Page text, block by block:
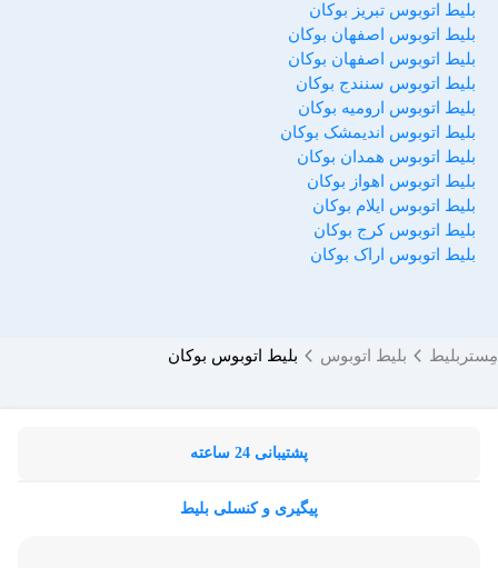
بلیط اتوبوس تبریز بوکان
بلیط اتوبوس اصفهان بوکان
بلیط اتوبوس اصفهان بوکان
بلیط اتوبوس سنندج بوکان
بلیط اتوبوس ارومیه بوکان
بلیط اتوبوس اندیمشک بوکان
بلیط اتوبوس همدان بوکان
بلیط اتوبوس اهواز بوکان
بلیط اتوبوس ایلام بوکان
بلیط اتوبوس کرج بوکان
بلیط اتوبوس اراک بوکان
مِستربلیط بلیط اتوبوس بلیط اتوبوس بوکان
پشتیبانی 24 ساعته
پیگیری و کنسلی بلیط